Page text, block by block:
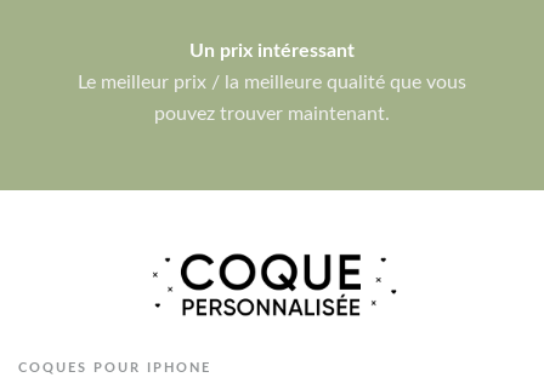
Un prix intéressant
Le meilleur prix / la meilleure qualité que vous
pouvez trouver maintenant.
COQUES POUR IPHONE